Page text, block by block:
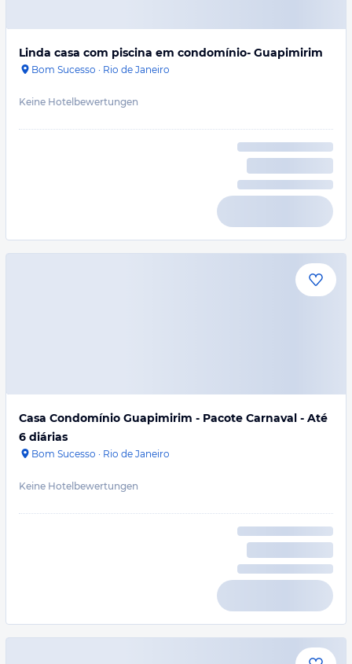
Linda casa com piscina em condomínio- Guapimirim
Bom Sucesso · Rio de Janeiro
Keine Hotelbewertungen
Casa Condomínio Guapimirim - Pacote Carnaval - Até
6 diárias
Bom Sucesso · Rio de Janeiro
Keine Hotelbewertungen